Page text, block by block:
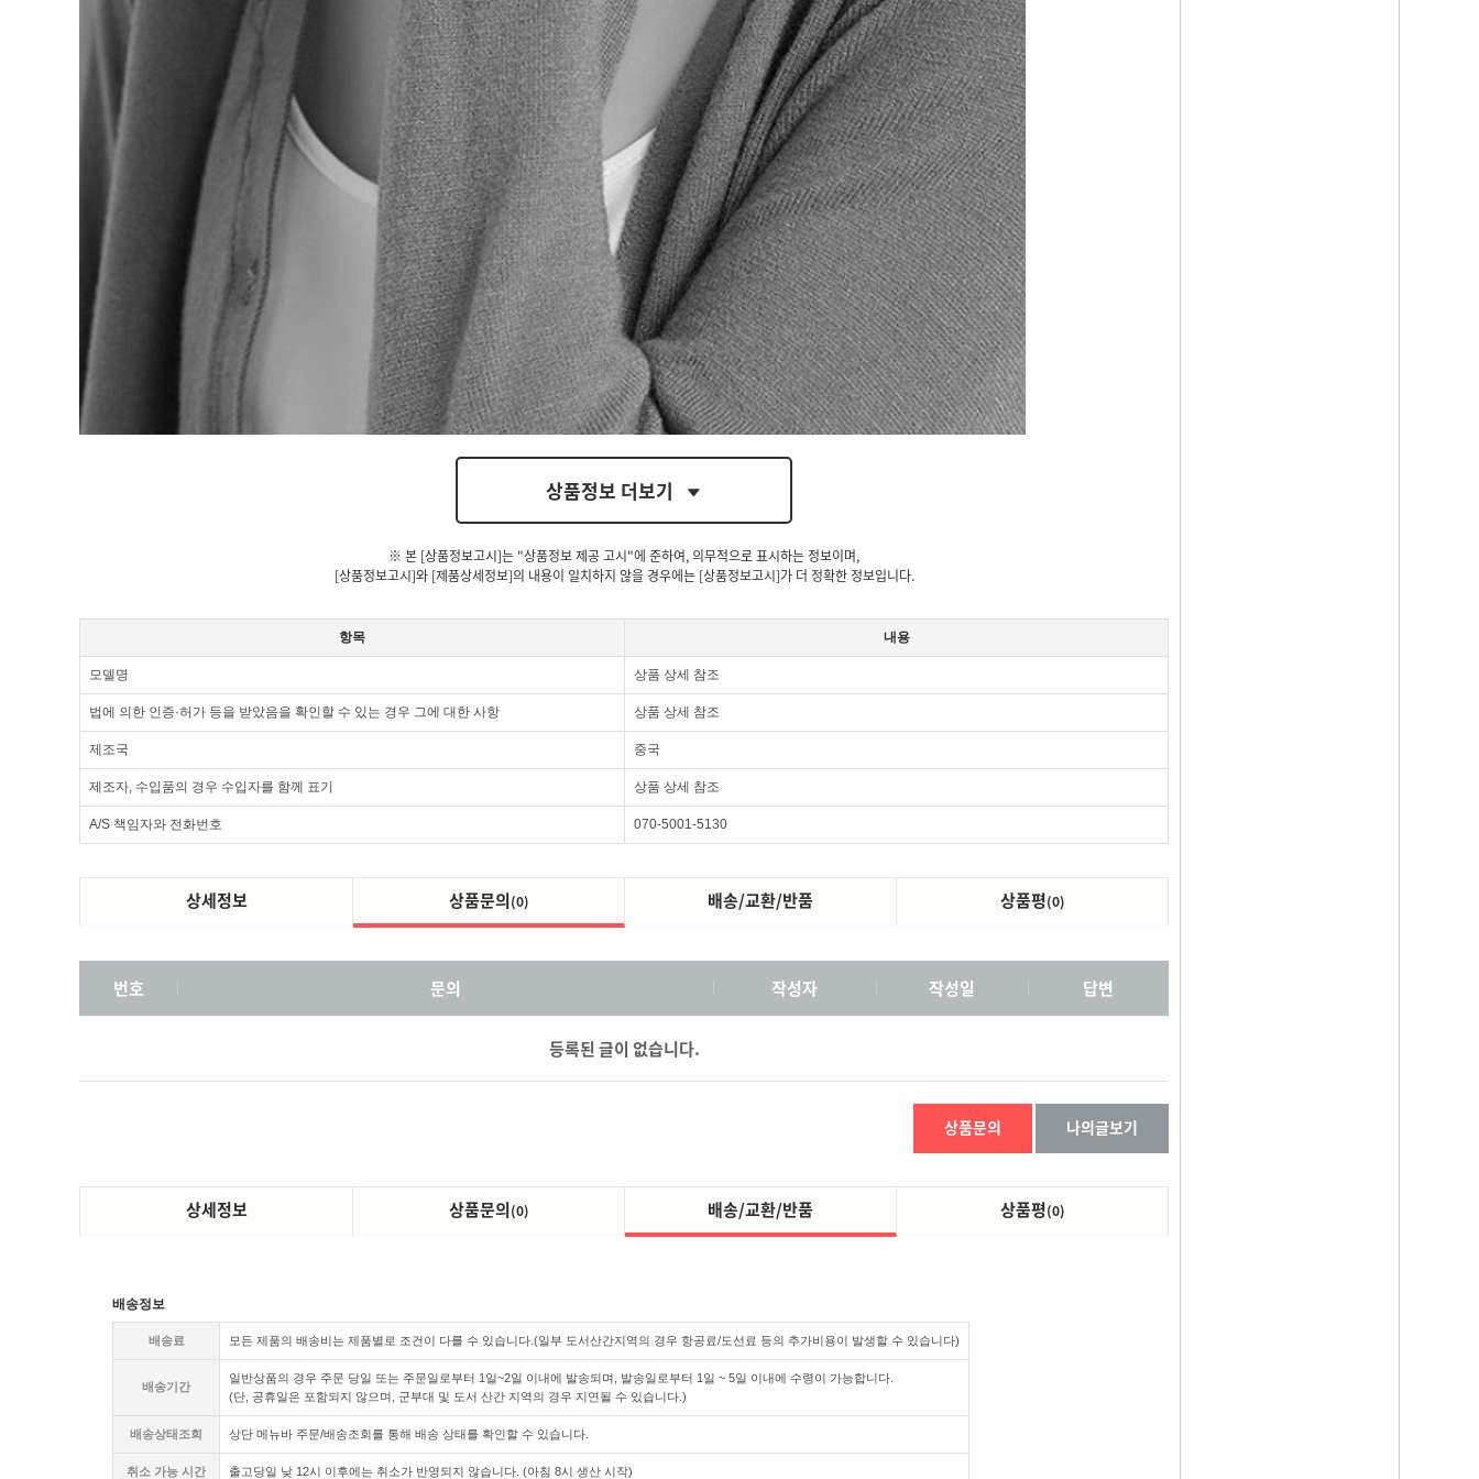
- 현재 보고 있는 페이지를 공유합니다.
페이스북 트위터 블로그 밴드
상품정보 더보기
※ 본 [상품정보고시]는 "상품정보 제공 고시"에 준하여, 의무적으로 표시하는 정보이며,
[상품정보고시]와 [제품상세정보]의 내용이 일치하지 않을 경우에는 [상품정보고시]가 더 정확한 정보입니다.
항목 내용
모델명 상품 상세 참조
법에 의한 인증·허가 등을 받았음을 확인할 수 있는 경우 그에 대한 사항 상품 상세 참조
제조국 중국
제조자, 수입품의 경우 수입자를 함께 표기 상품 상세 참조
A/S 책임자와 전화번호 070-5001-5130
상세정보 상품문의(0) 배송/교환/반품 상품평(0)
번호 문의 작성자 작성일 답변
등록된 글이 없습니다.
상품문의 나의글보기
상세정보 상품문의(0) 배송/교환/반품 상품평(0)
배송정보
배송료 모든 제품의 배송비는 제품별로 조건이 다를 수 있습니다.(일부 도서산간지역의 경우 항공료/도선료 등의 추가비용이 발생할 수 있습니다)
배송기간
일반상품의 경우 주문 당일 또는 주문일로부터 1일~2일 이내에 발송되며, 발송일로부터 1일 ~ 5일 이내에 수령이 가능합니다.
(단, 공휴일은 포함되지 않으며, 군부대 및 도서 산간 지역의 경우 지연될 수 있습니다.)
배송상태조회 상단 메뉴바 주문/배송조회를 통해 배송 상태를 확인할 수 있습니다.
취소 가능 시간 출고당일 낮 12시 이후에는 취소가 반영되지 않습니다. (아침 8시 생산 시작)